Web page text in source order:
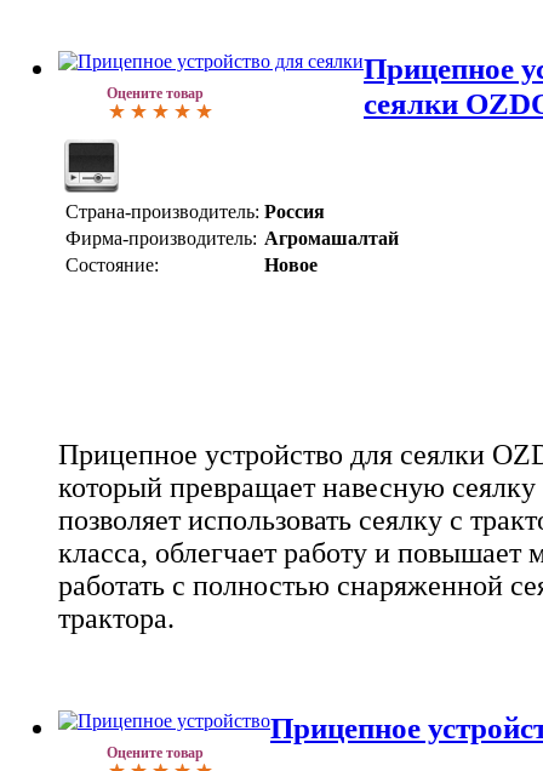
Оцените товар
Прицепное
сеялки
Страна-производитель: Россия
Фирма-производитель: Агромашалтай
Состояние:
Новое
Прицепное устройство для сеялки
который превращает навесную
позволяет использовать сеялку с
класса, облегчает работу и повышает
работать с полностью снаряженной
трактора.
Оцените товар
Прицепное